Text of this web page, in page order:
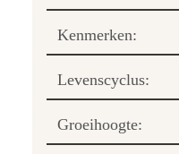
Kenmerken:
Levenscyclus:
Groeihoogte: